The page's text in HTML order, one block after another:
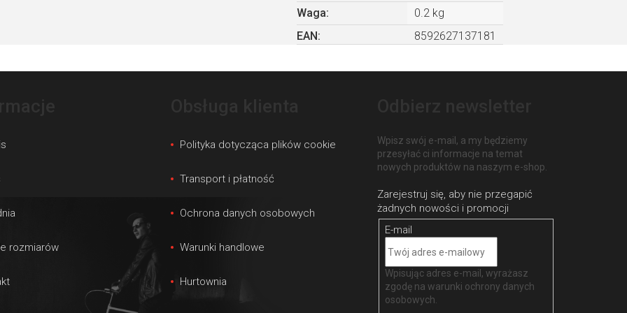
Waga:
0.2 kg
EAN : 8592627137181
rozmiarów
Polityka dotycząca plików cookie
Transport i płatność
Ochrona danych osobowych
Warunki handlowe
Hurtownia
Wpisz swój e-mail, a my będziemy
przesyłać ci informacje na temat
nowych produktów na naszym e-shop.
E-mail
Wpisując adres e-mail, wyrażasz
zgodę nawarunki ochrony danych
osobowych